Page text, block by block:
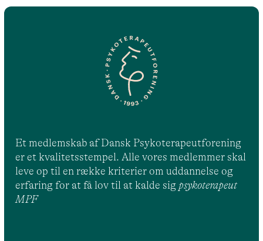
Et medlemskab af Dansk Psykoterapeutforening
er et kvalitetsstempel. Alle vores medlemmer skal
leve op til en række kriterier om uddannelse og
erfaring for at få lov til at kalde sig psykoterapeut
MPF